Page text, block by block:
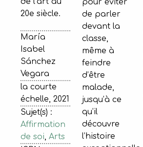
20e siècle.
María
Isabel
Sánchez
Vegara
la courte
échelle, 2021
Sujet(s) :
Affirmation
de soi, Arts
pour éviter
de parler
devant la
classe,
même à
feindre
d’être
malade,
jusqu’à ce
qu’il
découvre
l’histoire